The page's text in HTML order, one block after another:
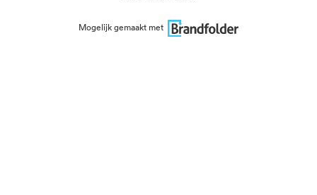
Mogelijk gemaakt met